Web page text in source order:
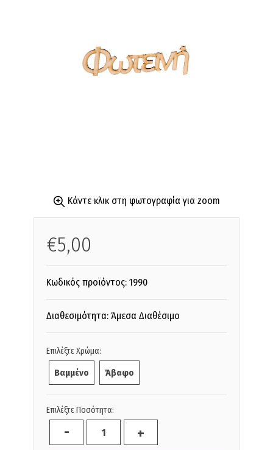
Κάντε κλικ στη φωτογραφία για zoom
€5,00
Κωδικός προϊόντος: 1990
Διαθεσιμότητα: Άμεσα Διαθέσιμο
Επιλέξτε Χρώμα:
Βαμμένο Άβαφο
Επιλέξτε Ποσότητα:
- +